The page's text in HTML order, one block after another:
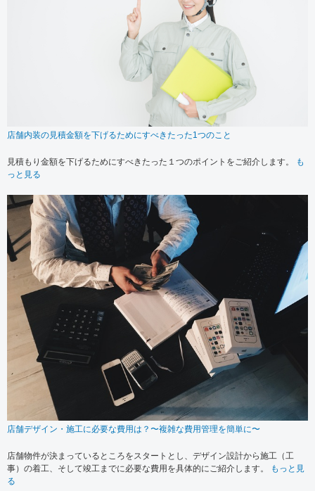
店舗内装の見積金額を下げるためにすべきたった1つのこと
見積もり金額を下げるためにすべきたった１つのポイントをご紹介します。
も
っと見る
店舗デザイン・施工に必要な費用は？〜複雑な費用管理を簡単に〜
店舗物件が決まっているところをスタートとし、デザイン設計から施工（工
事）の着工、そして竣工までに必要な費用を具体的にご紹介します。
もっと見
る